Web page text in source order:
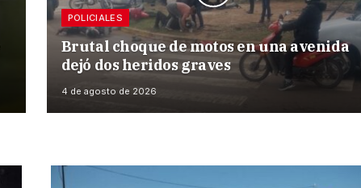
POLICIALES
Brutal choque de motos en una avenida
dejó dos heridos graves
4 de agosto de 2026